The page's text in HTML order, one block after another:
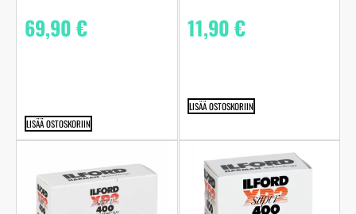
69,90€
LISÄÄ OSTOSKORIIN
11,90€
LISÄÄ OSTOSKORIIN